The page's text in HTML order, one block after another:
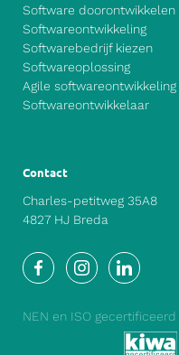
Software doorontwikkelen
Softwareontwikkeling
Softwarebedrijf kiezen
Softwareoplossing
Agile softwareontwikkeling
Softwareontwikkelaar
Contact
Charles-petitweg 35A8
4827 HJ Breda
FacebookInstagramLinkedIn
NEN en ISO gecertificeerd